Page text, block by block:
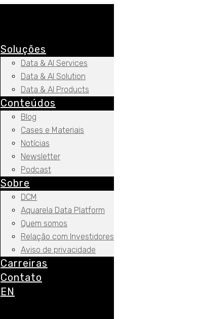
Soluções
Data & AI Services
Data & AI Solution
Data & AI Products
Conteúdos
Blog
Cases e Materiais
Notícias
Newsletter
Podcast
Sobre
DCM
Aquarela Data Platform
Quem somos
Relação com Investidores
Aviso de privacidade
Carreiras
Contato
EN